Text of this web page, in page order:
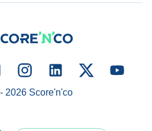
2026Score'n'co